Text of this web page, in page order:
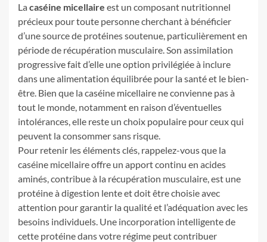
La caséine micellaire est un composant nutritionnel
précieux pour toute personne cherchant à bénéficier
d’une source de protéines soutenue, particulièrement en
période de récupération musculaire. Son assimilation
progressive fait d’elle une option privilégiée à inclure
dans une alimentation équilibrée pour la santé et le bien-
être. Bien que la caséine micellaire ne convienne pas à
tout le monde, notamment en raison d’éventuelles
intolérances, elle reste un choix populaire pour ceux qui
peuvent la consommer sans risque.
Pour retenir les éléments clés, rappelez-vous que la
caséine micellaire offre un apport continu en acides
aminés, contribue à la récupération musculaire, est une
protéine à digestion lente et doit être choisie avec
attention pour garantir la qualité et l’adéquation avec les
besoins individuels. Une incorporation intelligente de
cette protéine dans votre régime peut contribuer